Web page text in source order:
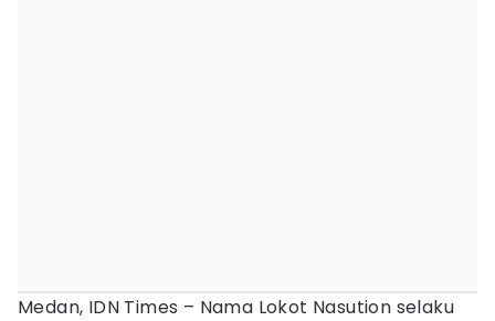
Medan, IDN Times – Nama Lokot Nasution selaku